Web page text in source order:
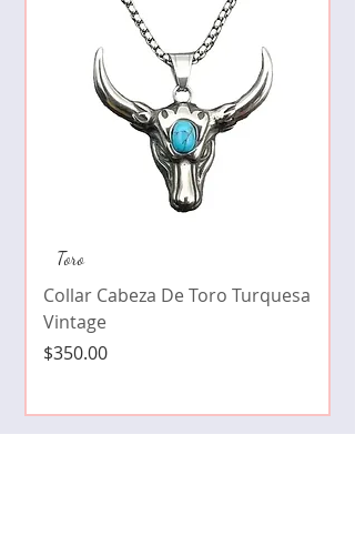
Toro
Collar Cabeza De Toro Turquesa
Vintage
Precio
$350.00